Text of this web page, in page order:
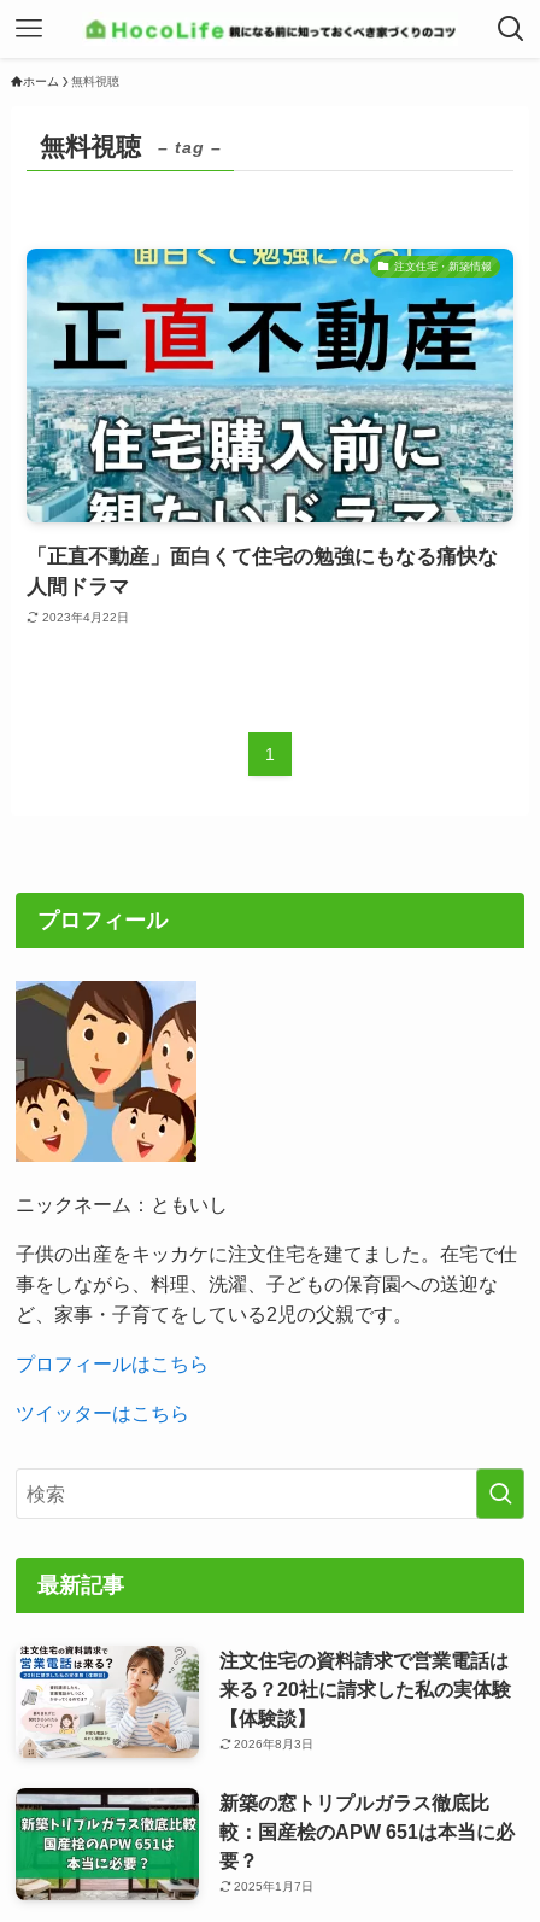
ホーム 無料視聴
無料視聴 – tag –
注文住宅・新築情報
「正直不動産」面白くて住宅の勉強にもなる痛快な
人間ドラマ
2023年4月22日
1
プロフィール
ニックネーム：ともいし
子供の出産をキッカケに注文住宅を建てました。在宅で仕
事をしながら、料理、洗濯、子どもの保育園への送迎な
ど、家事・子育てをしている2児の父親です。
プロフィールはこちら
ツイッターはこちら
最新記事
注文住宅の資料請求で営業電話は
来る？20社に請求した私の実体験
【体験談】
2026年8月3日
新築の窓トリプルガラス徹底比
較：国産桧のAPW 651は本当に必
要？
2025年1月7日